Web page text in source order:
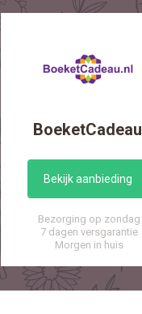
BoeketCadeau
Bekijk aanbieding
Bezorging op zondag
7 dagen versgarantie
Morgen in huis